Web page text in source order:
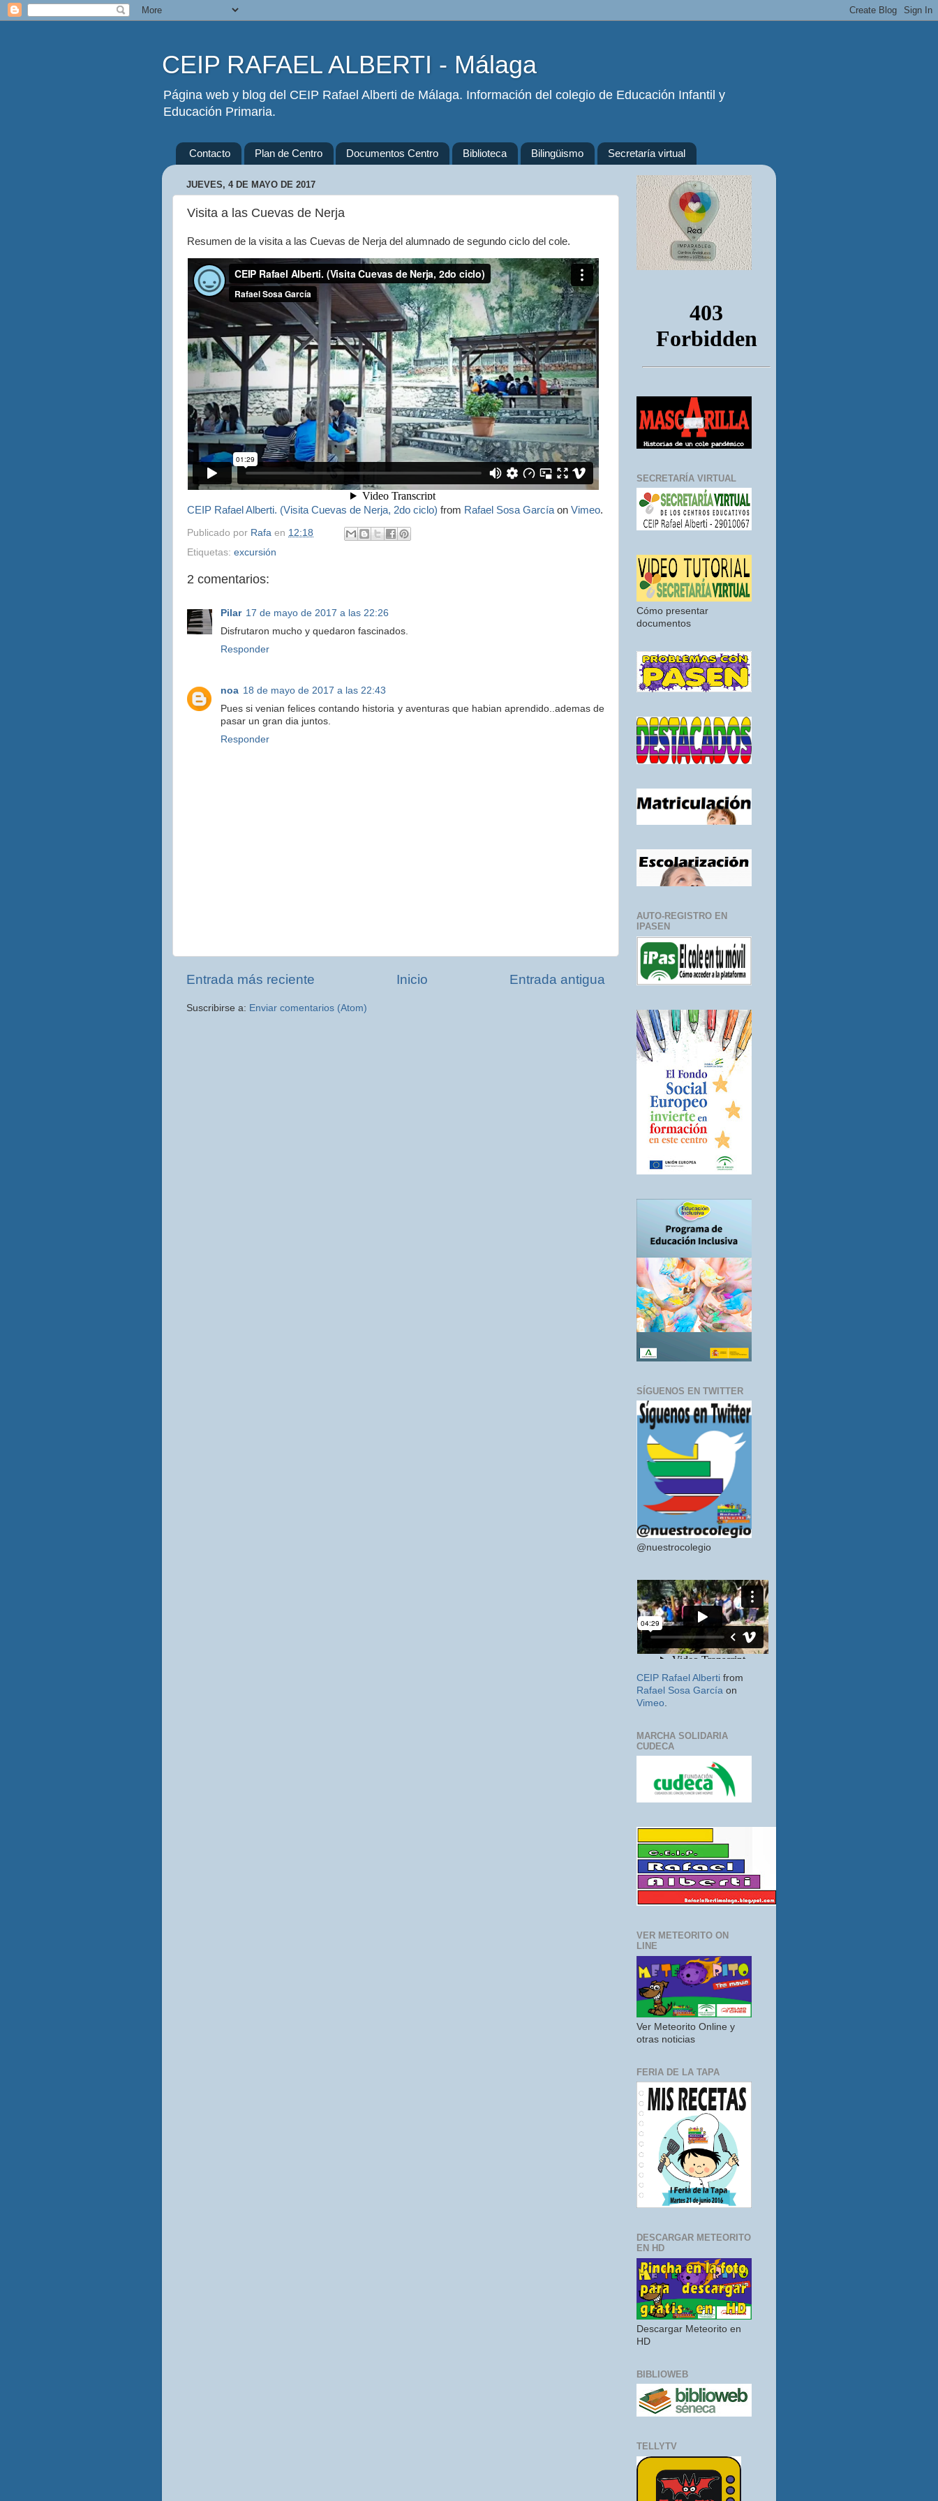
CEIP RAFAEL ALBERTI - Málaga
Página web y blog del CEIP Rafael Alberti de Málaga. Información del colegio de Educación Infantil y
Educación Primaria.
Contacto Plan de Centro Documentos Centro Biblioteca Bilingüismo Secretaría virtual
JUEVES, 4 DE MAYO DE 2017
Visita a las Cuevas de Nerja
Resumen de la visita a las Cuevas de Nerja del alumnado de segundo ciclo del cole.
CEIP Rafael Alberti. (Visita Cuevas de Nerja, 2do ciclo) from Rafael Sosa García on Vimeo.
Publicado por Rafa en 12:18
Etiquetas: excursión
2 comentarios:
Pilar 17 de mayo de 2017 a las 22:26
Disfrutaron mucho y quedaron fascinados.
Responder
noa 18 de mayo de 2017 a las 22:43
Pues si venian felices contando historia y aventuras que habian aprendido..ademas de
pasar un gran dia juntos.
Responder
Entrada más reciente Entrada antigua
Inicio
Suscribirse a: Enviar comentarios (Atom)
SECRETARÍA VIRTUAL
Cómo presentar
documentos
AUTO-REGISTRO EN
IPASEN
SÍGUENOS EN TWITTER
@nuestrocolegio
CEIP Rafael Alberti from
Rafael Sosa García on
Vimeo
MARCHA SOLIDARIA
CUDECA
VER METEORITO ON
LINE
Ver Meteorito Online y
otras noticias
FERIA DE LA TAPA
DESCARGAR METEORITO
EN HD
Descargar Meteorito en
HD
BIBLIOWEB
TELLYTV